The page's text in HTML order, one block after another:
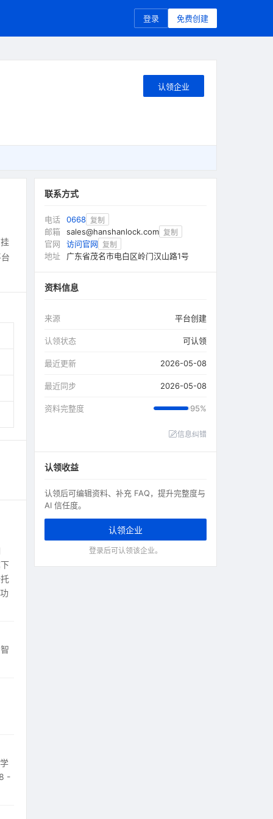
登录 免费创建
认领企业
-
联系方式
电话 0668 复制
邮箱 sales@hanshanlock.com 复制
官网 访问官网 复制
地址 广东省茂名市电白区岭门汉山路1号
资料信息
来源 平台创建
认领状态 可认领
最近更新 2026-05-08
最近同步 2026-05-08
资料完整度 95%
信息纠错
认领收益
认领后可编辑资料、补充 FAQ，提升完整度与
AI 信任度。
认领企业
登录后可认领该企业。